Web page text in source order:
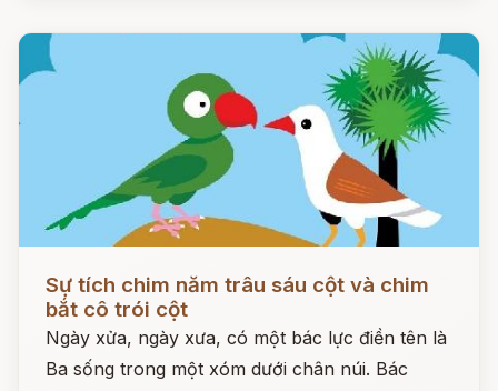
Sự tích chim năm trâu sáu cột và chim
bắt cô trói cột
Ngày xửa, ngày xưa, có một bác lực điền tên là
Ba sống trong một xóm dưới chân núi. Bác